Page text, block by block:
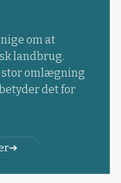
om at
landbrug.
stor omlægning
det for